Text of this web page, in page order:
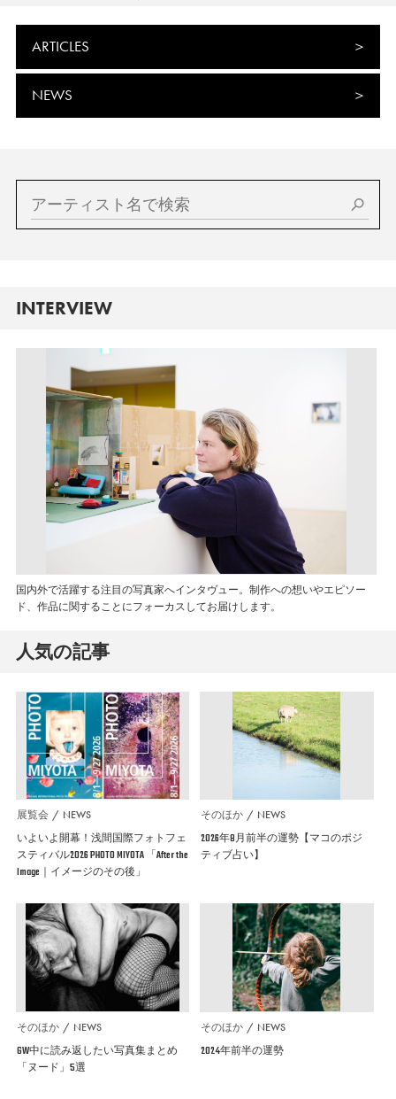
ARTICLES
NEWS
INTERVIEW
国内外で活躍する注目の写真家へインタヴュー。制作への想いやエピソー
ド、作品に関することにフォーカスしてお届けします。
人気の記事
展覧会 NEWS
いよいよ開幕！浅間国際フォトフェ
スティバル2026 PHOTO MIYOTA 「After the
Image｜イメージのその後」
そのほか NEWS
2026年8月前半の運勢【マコのポジ
ティブ占い】
そのほか NEWS
GW中に読み返したい写真集まとめ
「ヌード」5選
そのほか NEWS
2024年前半の運勢